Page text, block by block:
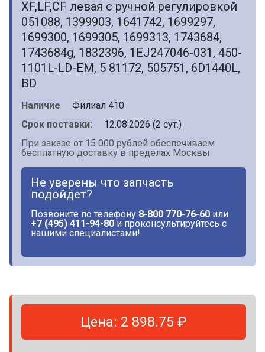
XF,LF,CF левая с ручной регулировкой
051088, 1399903, 1641742, 1699297,
1699300, 1699305, 1699313, 1743684,
1743684g, 1832396, 1EJ247046-031, 450-
1101L-LD-EM, 5 81172, 505751, 6D1440L,
BD
Наличие
Филиал 410
Срок поставки:
12.08.2026 (2 сут.)
При заказе от 15 000 рублей обеспечиваем
бесплатную доставку в пределах Москвы
Не уверены что запчасть
подойдет?
Позвоните по телефону 8-800 770-76-60 или
+7 (495) 411-94-80 и проконсультируйтесь с
нашими специалистами!
Цена: 2 898.75 ₽